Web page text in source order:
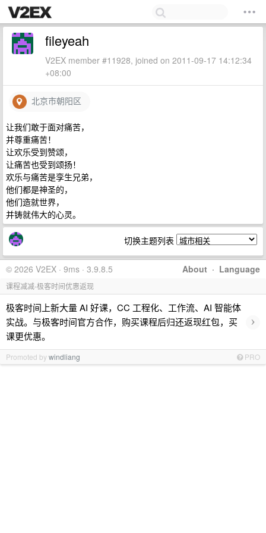
fileyeah
V2EX member #11928, joined on 2011-09-17 14:12:34
+08:00
北京市朝阳区
让我们敢于面对痛苦，
并尊重痛苦！
让欢乐受到赞颂，
让痛苦也受到颂扬！
欢乐与痛苦是孪生兄弟，
他们都是神圣的，
他们造就世界，
并铸就伟大的心灵。
切换主题列表
About · Language
© 2026 V2EX · 9ms · 3.9.8.5
课程减减-极客时间优惠返现
极客时间上新大量 AI 好课，CC 工程化、工作流、AI 智能体
实战。与极客时间官方合作，购买课程后归还返现红包，买
课更优惠。
›
Promoted bywindliang PRO